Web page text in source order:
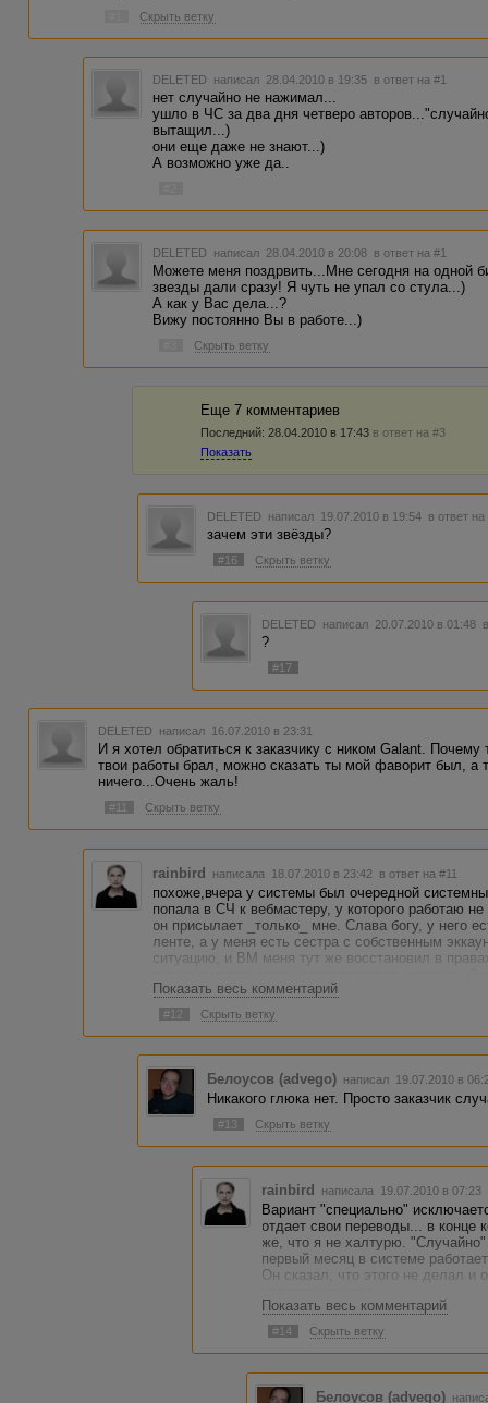
Скрыть ветку
DELETED написал 28.04.2010 в 19:35 в ответ на #1
нет случайно не нажимал...
ушло в ЧС за два дня четверо
вытащил...)
они еще даже не знают...)
А возможно уже да..
DELETED написал 28.04.2010 в 20:08 в ответ на #1
Можете меня поздрвить...Мне сегодня на одной
звезды дали сразу! Я чуть не упал со стула...)
А как у Вас дела...?
Вижу постоянно Вы в работе...)
Скрыть ветку
Еще 7 комментариев
Последний: 28.04.2010 в 17:43 в ответ на #3
Показать
DELETED написал 19.07.2010 в 19:54 в ответ на
зачем эти звёзды?
#16 Скрыть ветку
DELETED написал 20.07.2010 в 01:48
?
#17
DELETED написал 16.07.2010 в 23:31
И я хотел обратиться к заказчику с ником Galant.
твои работы брал, можно сказать ты мой фаворит был, а
ничего...Очень жаль!
#11 Скрыть ветку
rainbird написала 18.07.2010 в 23:42 в ответ на #11
похоже,вчера у системы был очередной
попала в СЧ к вебмастеру, у которого работаю
он присылает _только_ мне. Слава богу, у него
ленте, а у меня есть сестра с собственным
ситуацию, и ВМ меня тут же восстановил в
хоть это и запрещено системой
Показать весь комментарий
#12 Скрыть ветку
Белоусов (advego) написал 19.07.2010 в
Никакого глюка нет. Просто заказчик
#13 Скрыть ветку
rainbird написала 19.07.2010 в 07:23
Вариант "специально"
отдает свои переводы... в конце
же, что я не халтурю.
первый месяц в системе
Он сказал, что этого не делал и
Сергей, Вас не смущает, что
об одной и той же проблеме?
надо", а не говорить, что мы
Показать весь комментарий
#14 Скрыть ветку
Белоусов (advego)